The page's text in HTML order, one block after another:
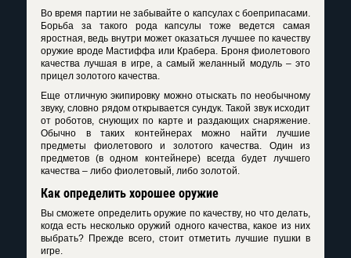
Во время партии не забывайте о капсулах с боеприпасами.
Борьба за такого рода капсулы тоже ведется самая
яростная, ведь внутри может оказаться лучшее по качеству
оружие вроде Мастиффа или Крабера. Броня фиолетового
качества лучшая в игре, а самый желанный модуль – это
прицел золотого качества.
Еще отличную экипировку можно отыскать по необычному
звуку, словно рядом открывается сундук. Такой звук исходит
от роботов, снующих по карте и раздающих снаряжение.
Обычно в таких контейнерах можно найти лучшие
предметы фиолетового и золотого качества. Один из
предметов (в одном контейнере) всегда будет лучшего
качества – либо фиолетовый, либо золотой.
Как определить хорошее оружие
Вы сможете определить оружие по качеству, но что делать,
когда есть несколько оружий одного качества, какое из них
выбрать? Прежде всего, стоит отметить лучшие пушки в
игре.